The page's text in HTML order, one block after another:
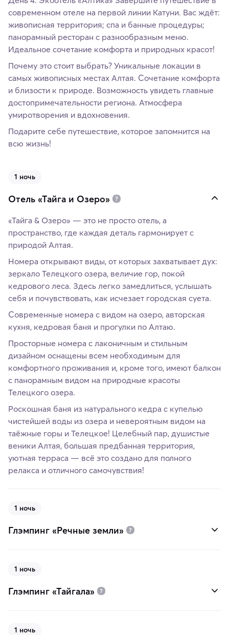
современном отеле на первой линии Катуни. Вас ждёт:
живописная территория; спа и банные процедуры;
панорамный ресторан с разнообразным меню.
Идеальное сочетание комфорта и природных красот!
Почему это стоит выбрать? Уникальные локации в
самых живописных местах Алтая. Сочетание комфорта
и близости к природе. Возможность увидеть главные
достопримечательности региона. Атмосфера
умиротворения и вдохновения.
Подарите себе путешествие, которое запомнится на
всю жизнь!
1 ночь
Отель «Тайга и Озеро»
«Тайга & Озеро» — это не просто отель, а
пространство, где каждая деталь гармонирует с
природой Алтая.
Номера открывают виды, от которых захватывает дух:
зеркало Телецкого озера, величие гор, покой
кедрового леса. Здесь легко замедлиться, услышать
себя и почувствовать, как исчезает городская суета.
Современные номера с видом на озеро, авторская
кухня, кедровая баня и прогулки по Алтаю.
Просторные номера с лаконичным и стильным
дизайном оснащены всем необходимым для
комфортного проживания и, кроме того, имеют балкон
с панорамным видом на природные красоты
Телецкого озера.
Роскошная баня из натурального кедра с купелью
чистейшей воды из озера и невероятным видом на
таёжные горы и Телецкое! Целебный пар, душистые
веники Алтая, большая предбанная территория,
уютная терраса — всё это создано для полного
релакса и отличного самочувствия!
1 ночь
Глэмпинг «Речные земли»
1 ночь
Глэмпинг «Тайгала»
1 ночь